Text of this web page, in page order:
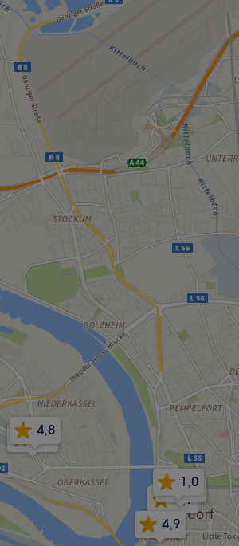
5,0
4,9
4,9
4,8
4,9
4,9
1,0